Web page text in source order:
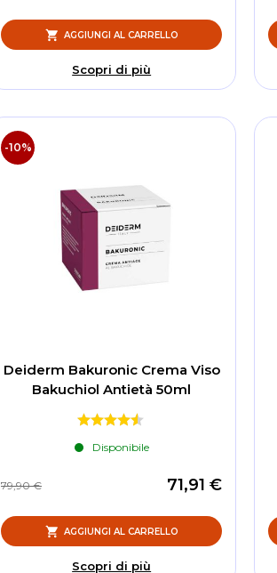
AGGIUNGI AL CARRELLO
Scopri di più
-10%
Deiderm Bakuronic Crema Viso
Bakuchiol Antietà 50ml
Disponibile
71,91 €
79,90 €
AGGIUNGI AL CARRELLO
Scopri di più